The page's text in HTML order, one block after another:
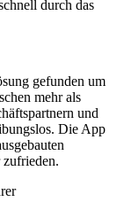
durch das
gefunden um
mehr als
und
Die App
zufrieden.